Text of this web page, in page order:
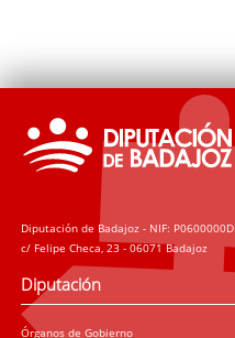
Diputación de Badajoz - NIF: P0600000D
c/ Felipe Checa, 23 - 06071 Badajoz
Diputación
Órganos de Gobierno